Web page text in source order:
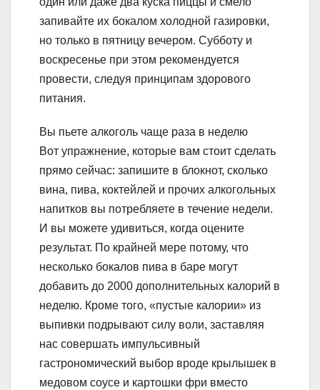
запивайте их бокалом холодной газировки,
но только в пятницу вечером. Субботу и
воскресенье при этом рекомендуется
провести, следуя принципам здорового
питания.
Вы пьете алкоголь чаще раза в неделю
Вот упражнение, которые вам стоит сделать
прямо сейчас: запишите в блокнот, сколько
вина, пива, коктейлей и прочих алкогольных
напитков вы потребляете в течение недели.
И вы можете удивиться, когда оцените
результат. По крайней мере потому, что
несколько бокалов пива в баре могут
добавить до 2000 дополнительных калорий в
неделю. Кроме того, «пустые калории» из
выпивки подрывают силу воли, заставляя
нас совершать импульсивный
гастрономический выбор вроде крылышек в
медовом соусе и картошки фри вместо